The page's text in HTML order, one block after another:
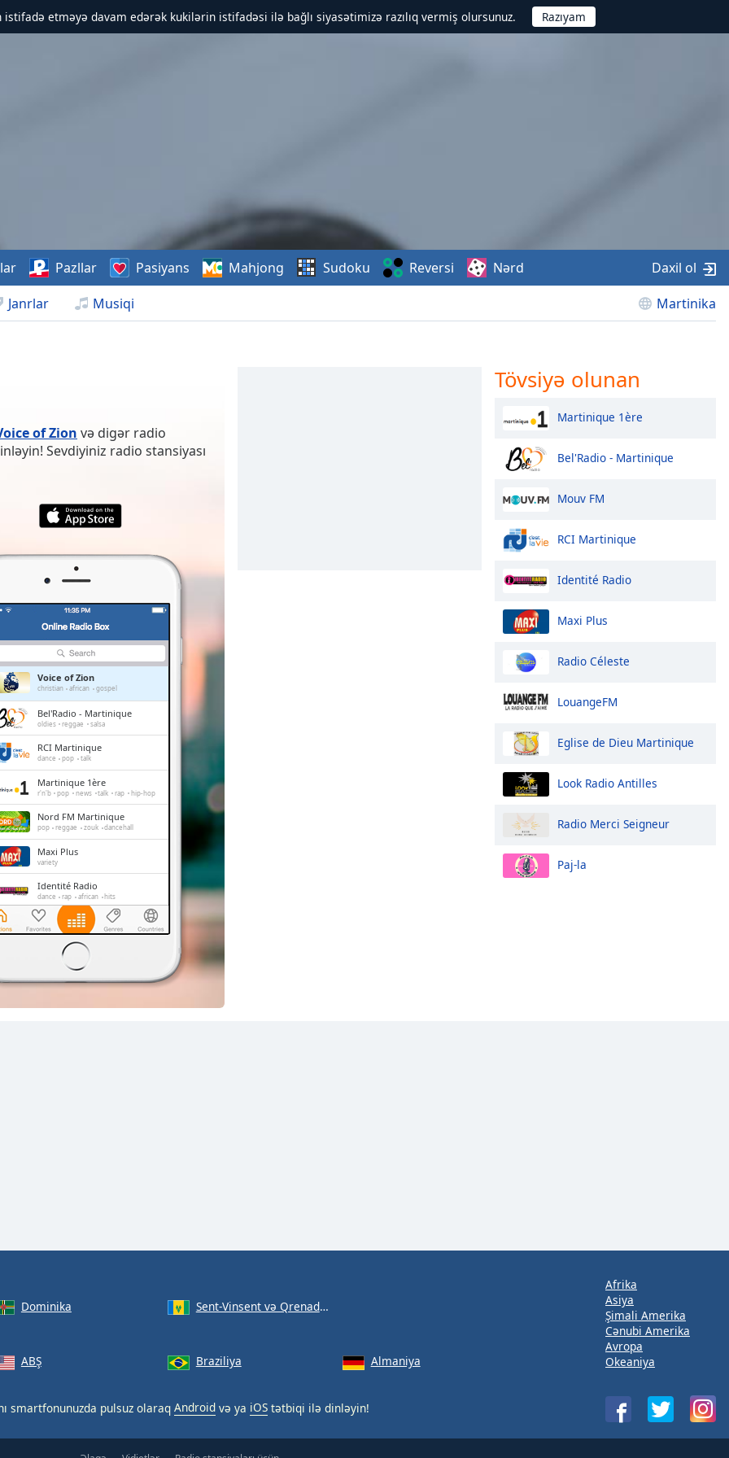
etməyə davam edərək kukilərin istifadəsi ilə bağlı siyasətimizə razılıq vermiş olursunuz.
Janrlar Musiqi Martinika
Pazllar Pasiyans Mahjong Sudoku Reversi Nərd Daxil ol
of Zion və digər radio
Sevdiyiniz radio stansiyası
Voice of Zion
christian african gospel
Bel'Radio - Martinique
oldies reggae salsa
RCI Martinique
dance pop talk
Martinique 1ère
r'n'b pop news talk rap hip-hop
Nord FM Martinique
pop reggae zouk dancehall
Maxi Plus
variety
Identité Radio
dance rap african hits
Handi FM Martinique
pop folk french
Mouv FM
electronic pop
Tövsiyə olunan
Martinique 1ère
Bel'Radio - Martinique
Mouv FM
RCI Martinique
Identité Radio
Maxi Plus
Radio Céleste
LouangeFM
Eglise de Dieu Martinique
Look Radio Antilles
Radio Merci Seigneur
Paj-la
Dominika Sent-Vinsent və Qrenadinlər
ABŞ Braziliya Almaniya
smartfonunuzda pulsuz olaraq Android və ya iOS tətbiqi ilə dinləyin!
Afrika
Asiya
Şimali Amerika
Cənubi Amerika
Avropa
Okeaniya